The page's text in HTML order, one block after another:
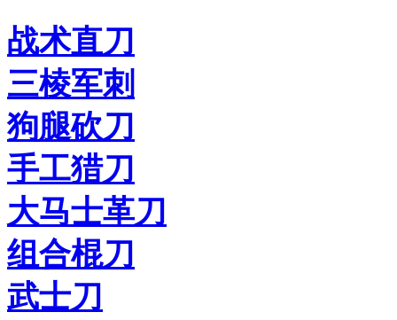
战术直刀
三棱军刺
狗腿砍刀
手工猎刀
大马士革刀
组合棍刀
武士刀